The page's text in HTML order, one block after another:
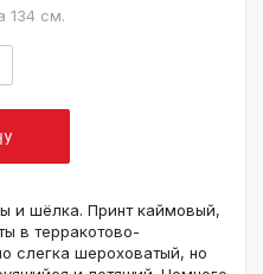
134 см.
и шёлка. Принт каймовый,
в терракотово-
слегка шероховатый, но